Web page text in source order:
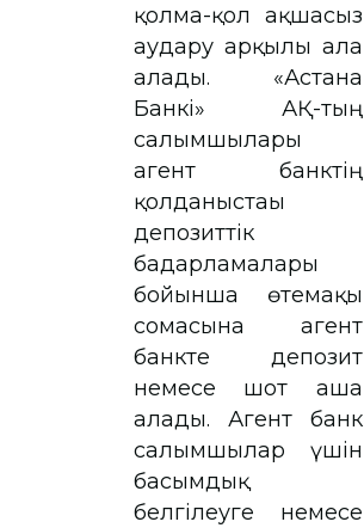
қолма-қол ақшасыз
аудару арқылы ала
алады. «Астана
Банкі» АҚ-тың
салымшылары
агент банктің
қолданыстағы
депозиттік
бағдарламалары
бойынша өтемақы
сомасына агент
банкте депозит
немесе шот аша
алады. Агент банк
салымшылар үшін
басымдық
белгілеуге немесе